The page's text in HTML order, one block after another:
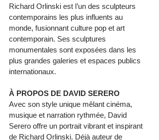
Richard Orlinski est l’un des sculpteurs
contemporains les plus influents au
monde, fusionnant culture pop et art
contemporain. Ses sculptures
monumentales sont exposées dans les
plus grandes galeries et espaces publics
internationaux.
À PROPOS DE DAVID SERERO
Avec son style unique mêlant cinéma,
musique et narration rythmée, David
Serero offre un portrait vibrant et inspirant
de Richard Orlinski. Déjà auteur de